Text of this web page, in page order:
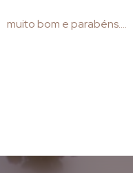
muito bom e parabéns….